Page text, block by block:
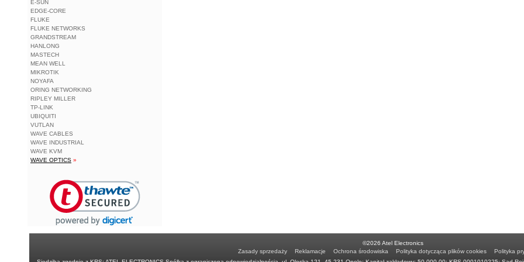
E-SUN
EDGE-CORE
FLUKE
FLUKE NETWORKS
GRANDSTREAM
HANLONG
MASTECH
MEAN WELL
MIKROTIK
NOYAFA
ORING NETWORKING
RIPLEY MILLER
TP-LINK
UBIQUITI
VUTLAN
WAVE CABLES
WAVE INDUSTRIAL
WAVE KVM
WAVE OPTICS »
©2026 Atel Electronics
Zasady sprzedaży
Reklamacje Ochrona środowiska Polityka dotycząca plików cookies
Polityka